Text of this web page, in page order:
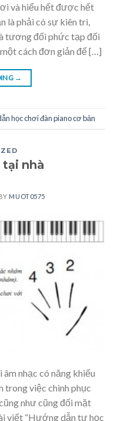
và hiểu hết được hết
là phải có sự kiên trì,
tương đối phức tạp đối
cách đơn giản để […]
→
học chơi đàn piano cơ bản
tại nhà
MUOT0575
nhạc có năng khiếu
trong việc chinh phục
như cũng đối mặt
viết “Hướng dẫn tự học